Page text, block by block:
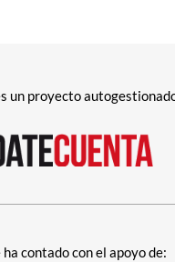
un proyecto
ha contado con el apoyo de: